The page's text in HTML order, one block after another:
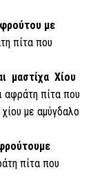
με
πίτα που
μαστίχα Χίου
αφράτη πίτα που
με αμύγδαλο
πίτα που